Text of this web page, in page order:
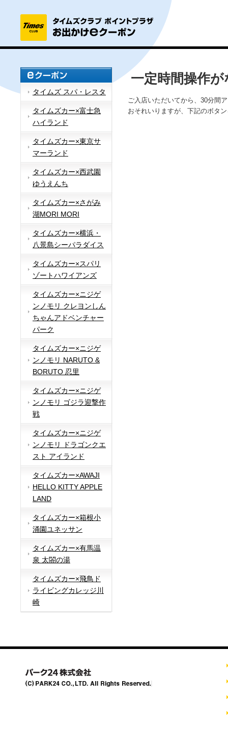
タイムズ スパ・レスタ
タイムズカー×富士急
ハイランド
タイムズカー×東京サ
マーランド
タイムズカー×西武園
ゆうえんち
タイムズカー×さがみ
湖MORI MORI
タイムズカー×横浜・
八景島シーパラダイス
タイムズカー×スパリ
ゾートハワイアンズ
タイムズカー×ニジゲ
ンノモリ クレヨンしん
ちゃんアドベンチャー
パーク
タイムズカー×ニジゲ
ンノモリ NARUTO &
BORUTO 忍里
タイムズカー×ニジゲ
ンノモリ ゴジラ迎撃作
戦
タイムズカー×ニジゲ
ンノモリ ドラゴンクエ
スト アイランド
タイムズカー×AWAJI
HELLO KITTY APPLE
LAND
タイムズカー×箱根小
涌園ユネッサン
タイムズカー×有馬温
泉 太閤の湯
タイムズカー×飛鳥ド
ライビングカレッジ川
崎
一定時間操作
ご入店いただいてから、30分間
おそれいりますが、下記のボタ